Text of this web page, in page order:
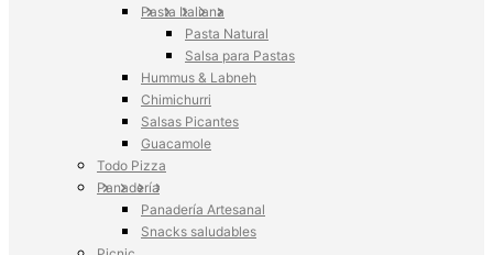
Pasta Italiana
Pasta Natural
Salsa para Pastas
Hummus & Labneh
Chimichurri
Salsas Picantes
Guacamole
Todo Pizza
Panadería
Panadería Artesanal
Snacks saludables